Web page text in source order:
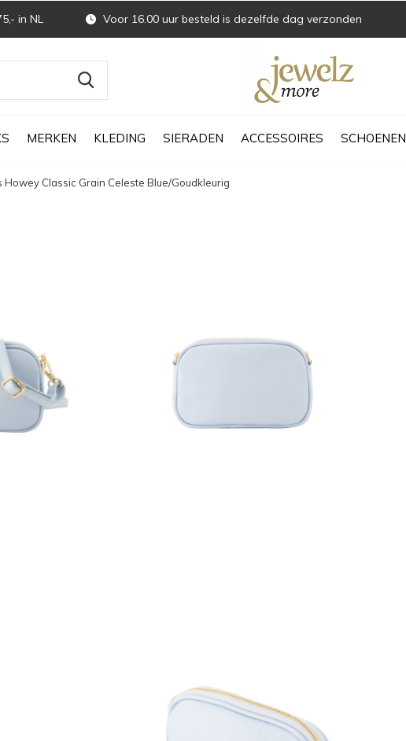
MERKEN KLEDING SIERADEN ACCESSOIRES SCHOENEN
in NL Voor 16.00 uur besteld is dezelfde dag verzonden
Howey Classic Grain Celeste Blue/Goudkleurig